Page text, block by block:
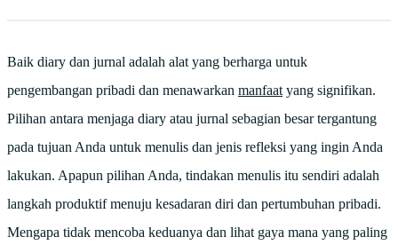
Baik diary dan jurnal adalah alat yang berharga untuk
pengembangan pribadi dan menawarkan manfaat yang signifikan.
Pilihan antara menjaga diary atau jurnal sebagian besar tergantung
pada tujuan Anda untuk menulis dan jenis refleksi yang ingin Anda
lakukan. Apapun pilihan Anda, tindakan menulis itu sendiri adalah
langkah produktif menuju kesadaran diri dan pertumbuhan pribadi.
Mengapa tidak mencoba keduanya dan lihat gaya mana yang paling